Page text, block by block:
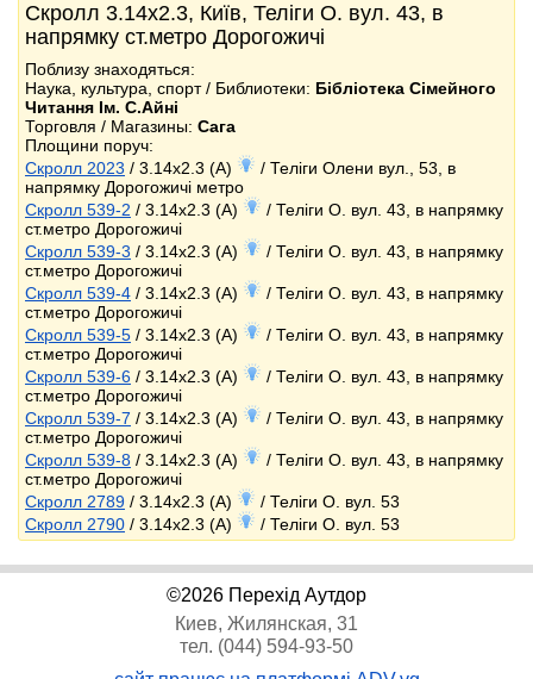
Скролл 3.14x2.3, Київ, Теліги О. вул. 43, в
напрямку ст.метро Дорогожичі
Поблизу знаходяться:
Наука, культура, спорт / Библиотеки: Бібліотека Сімейного
Читання Ім. С.Айні
Торговля / Магазины: Сага
Площини поруч:
Скролл 2023 / 3.14x2.3 (A)
/ Теліги Олени вул., 53, в
напрямку Дорогожичі метро
Скролл 539-2 / 3.14x2.3 (A)
/ Теліги О. вул. 43, в напрямку
ст.метро Дорогожичі
Скролл 539-3 / 3.14x2.3 (A)
/ Теліги О. вул. 43, в напрямку
ст.метро Дорогожичі
Скролл 539-4 / 3.14x2.3 (A)
/ Теліги О. вул. 43, в напрямку
ст.метро Дорогожичі
Скролл 539-5 / 3.14x2.3 (A)
/ Теліги О. вул. 43, в напрямку
ст.метро Дорогожичі
Скролл 539-6 / 3.14x2.3 (A)
/ Теліги О. вул. 43, в напрямку
ст.метро Дорогожичі
Скролл 539-7 / 3.14x2.3 (A)
/ Теліги О. вул. 43, в напрямку
ст.метро Дорогожичі
Скролл 539-8 / 3.14x2.3 (A)
/ Теліги О. вул. 43, в напрямку
ст.метро Дорогожичі
Скролл 2789 / 3.14x2.3 (A)
/ Теліги О. вул. 53
Скролл 2790 / 3.14x2.3 (A) / Теліги О. вул. 53
©2026 Перехід Аутдор
Киев, Жилянская, 31
тел. (044) 594-93-50